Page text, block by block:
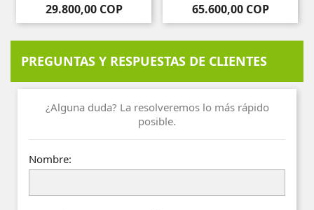
Precio
29.800,00 COP Precio
65.600,00 COP
PREGUNTAS Y RESPUESTAS DE CLIENTES
¿Alguna duda? La resolveremos lo más rápido
posible.
Nombre: